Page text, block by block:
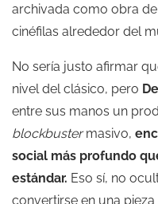
archivada como obra
cinéfilas alrededor del
No sería justo afirmar
nivel del clásico, pero
entre sus manos un
blockbustermasivo,
social más profundo
estándar. Eso sí, no
convertirse en una